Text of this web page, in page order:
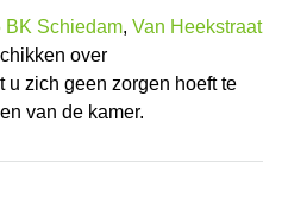
BK Schiedam, Van Heekstraat
over
u zich geen zorgen hoeft te
van de kamer.